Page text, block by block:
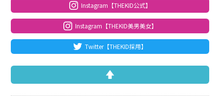
Instagram【THEKID公式】
Instagram【THEKID美男美女】
Twitter【THEKID採用】